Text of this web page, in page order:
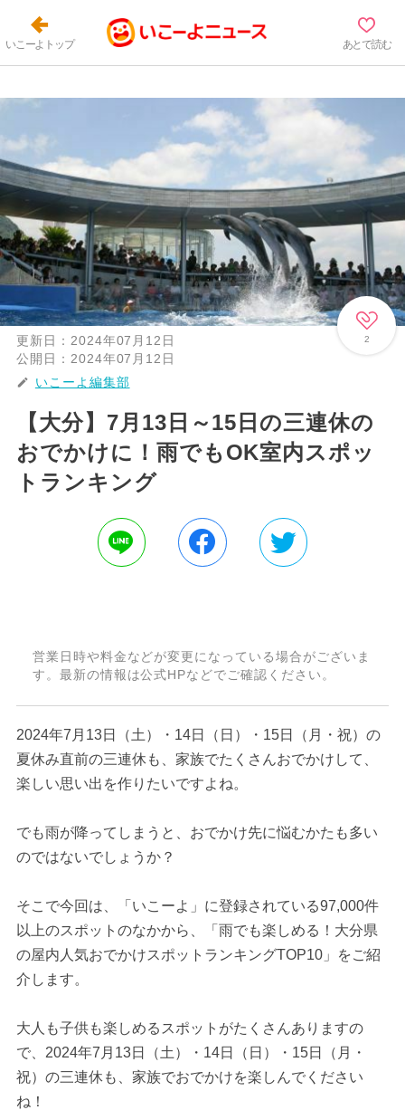
いこーよトップ あとで読む
2
更新日： 2024年07月12日
公開日： 2024年07月12日
いこーよ編集部
【大分】7月13日～15日の三連休の
おでかけに！雨でもOK室内スポッ
トランキング
営業日時や料金などが変更になっている場合がございま
す。最新の情報は公式HPなどでご確認ください。
2024年7月13日（土）・14日（日）・15日（月・祝）の
夏休み直前の三連休も、家族でたくさんおでかけして、
楽しい思い出を作りたいですよね。
でも雨が降ってしまうと、おでかけ先に悩むかたも多い
のではないでしょうか？
そこで今回は、「いこーよ」に登録されている97,000件
以上のスポットのなかから、「雨でも楽しめる！大分県
の屋内人気おでかけスポットランキングTOP10」をご紹
介します。
大人も子供も楽しめるスポットがたくさんありますの
で、2024年7月13日（土）・14日（日）・15日（月・
祝）の三連休も、家族でおでかけを楽しんでください
ね！